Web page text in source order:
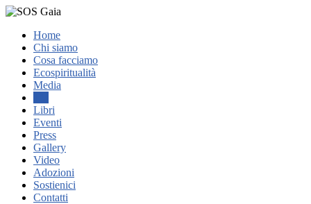
Home
Chi siamo
Cosa facciamo
Ecospiritualità
Media
Libri
Eventi
Press
Gallery
Video
Adozioni
Sostienici
Contatti